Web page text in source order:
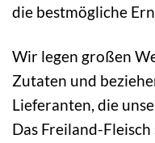
die bestmögliche
Wir legen großen
Zutaten und
Lieferanten, die
Das Freiland-